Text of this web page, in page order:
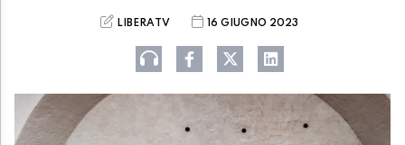
LIBERATV 16 GIUGNO 2023